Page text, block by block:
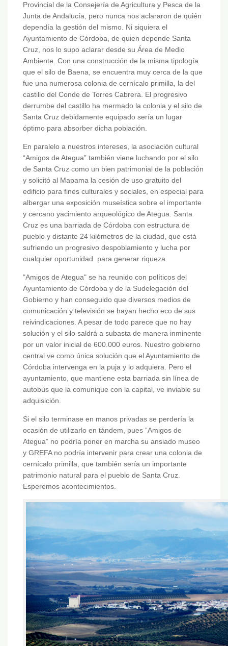
Provincial de la Consejería de Agricultura y Pesca de la
Junta de Andalucía, pero nunca nos aclararon de quién
dependía la gestión del mismo. Ni siquiera el
Ayuntamiento de Córdoba, de quien depende Santa
Cruz, nos lo supo aclarar desde su Área de Medio
Ambiente. Con una construcción de la misma tipología
que el silo de Baena, se encuentra muy cerca de la que
fue una numerosa colonia de cernícalo primilla, la del
castillo del Conde de Torres Cabrera. El progresivo
derrumbe del castillo ha mermado la colonia y el silo de
Santa Cruz debidamente equipado sería un lugar
óptimo para absorber dicha población.
En paralelo a nuestros intereses, la asociación cultural
“Amigos de Ategua” también viene luchando por el silo
de Santa Cruz como un bien patrimonial de la población
y solicitó al Mapama la cesión de uso gratuito del
edificio para fines culturales y sociales, en especial para
albergar una exposición museística sobre el importante
y cercano yacimiento arqueológico de Ategua. Santa
Cruz es una barriada de Córdoba con estructura de
pueblo y distante 24 kilómetros de la ciudad, que está
sufriendo un progresivo despoblamiento y lucha por
cualquier oportunidad para generar riqueza.
"Amigos de Ategua" se ha reunido con políticos del
Ayuntamiento de Córdoba y de la Sudelegación del
Gobierno y han conseguido que diversos medios de
comunicación y televisión se hayan hecho eco de sus
reivindicaciones. A pesar de todo parece que no hay
solución y el silo saldrá a subasta de manera inminente
por un valor inicial de 600.000 euros. Nuestro gobierno
central ve como única solución que el Ayuntamiento de
Córdoba intervenga en la puja y lo adquiera. Pero el
ayuntamiento, que mantiene esta barriada sin línea de
autobús que la comunique con la capital, ve inviable su
adquisición.
Si el silo terminase en manos privadas se perdería la
ocasión de utilizarlo en tándem, pues “Amigos de
Ategua” no podría poner en marcha su ansiado museo
y GREFA no podría intervenir para crear una colonia de
cernícalo primilla, que también sería un importante
patrimonio natural para el pueblo de Santa Cruz.
Esperemos acontecimientos.